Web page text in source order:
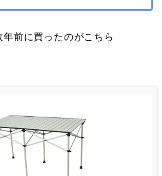
前に買ったのがこちら